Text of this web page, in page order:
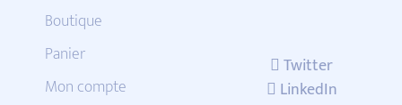
Boutique
Panier
Mon compte
Twitter
LinkedIn